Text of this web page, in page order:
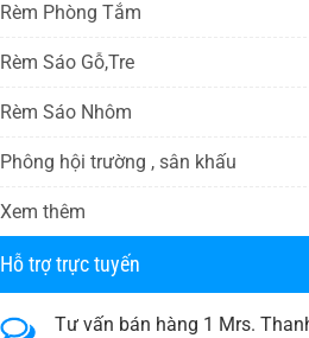
Rèm Phòng Tắm
Rèm Sáo Gỗ,Tre
Rèm Sáo Nhôm
Phông hội trường , sân khấu
Xem thêm
Hỗ trợ trực tuyến
Tư vấn bán hàng 1 Mrs.